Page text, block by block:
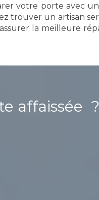
votre porte avec
trouver un artisan
la meilleure
affaissée ?